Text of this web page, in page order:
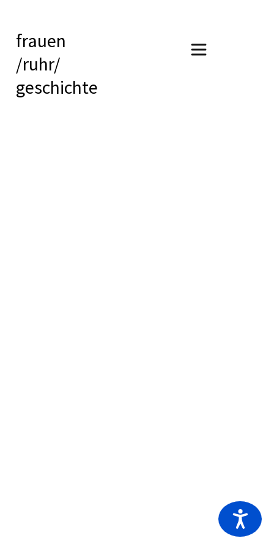
frauen
/ruhr/
geschichte